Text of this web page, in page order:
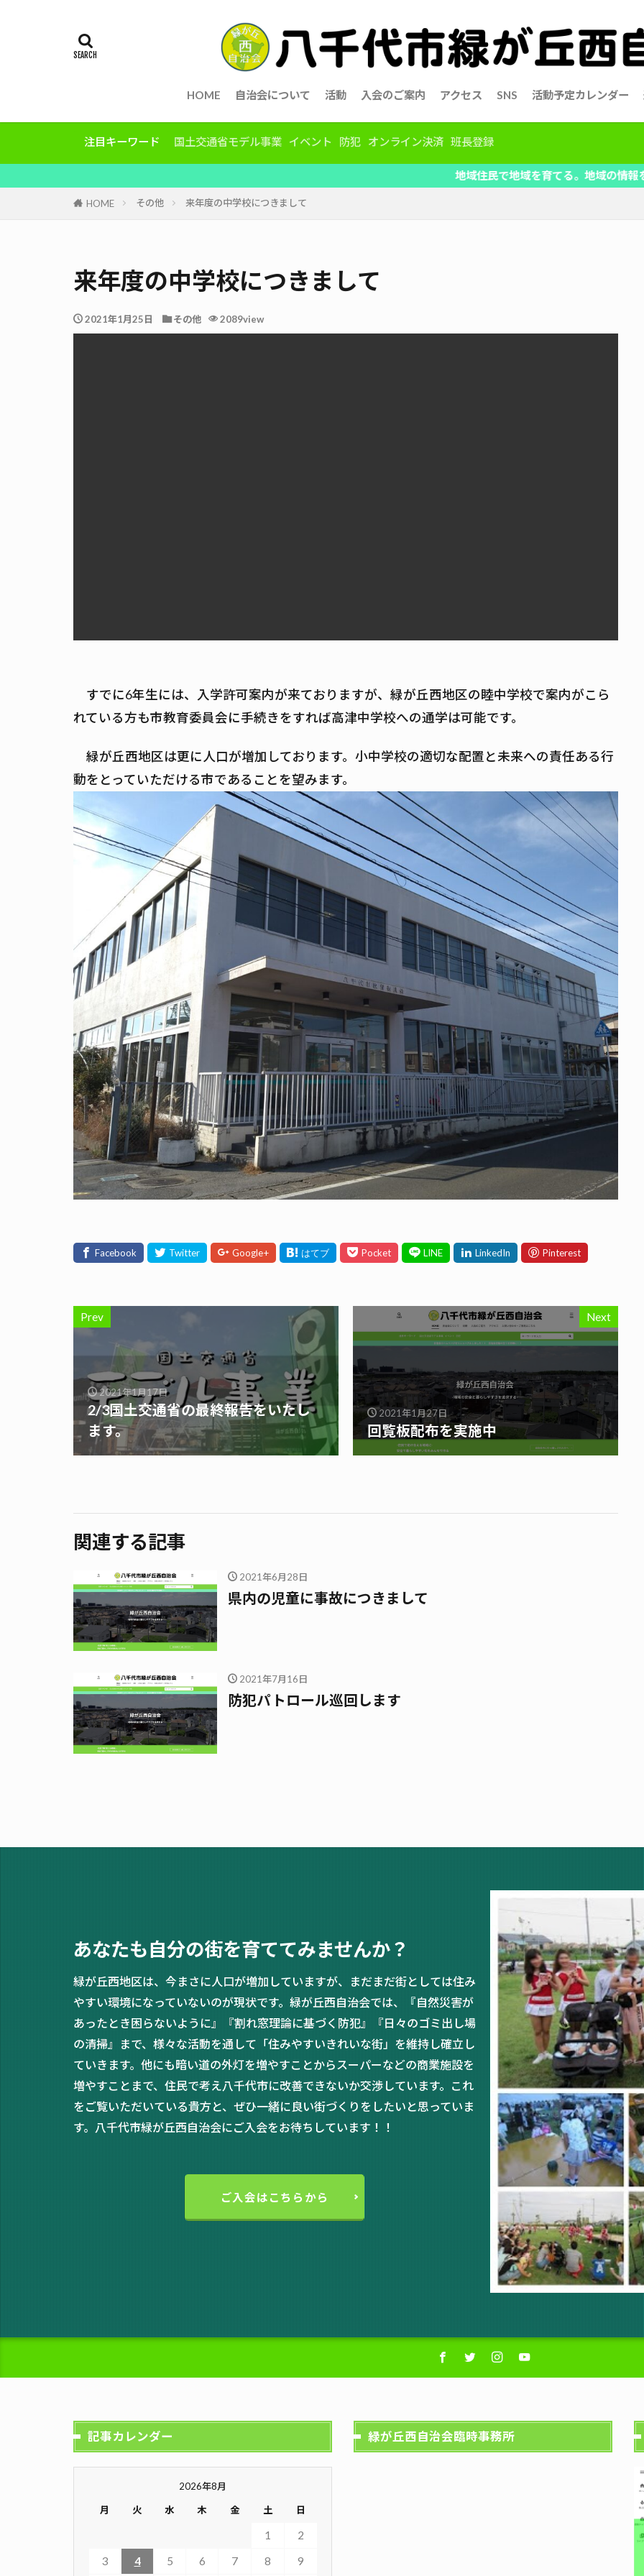
HOME 自治会について 活動 入会のご案内 アクセス SNS 活動予定カレンダー
注目キーワード 国土交通省モデル事業 イベント 防犯 オンライン決済 班長登録
地域住民で地域を育てる。地域の情報を共有、自治会
HOME その他 来年度の中学校につきまして
来年度の中学校につきまして
2021年1月25日 その他 2089view
すでに6年生には、入学許可案内が来ておりますが、緑が丘西地区の睦中学校で案内がこら
れている方も市教育委員会に手続きをすれば高津中学校への通学は可能です。
緑が丘西地区は更に人口が増加しております。小中学校の適切な配置と未来への責任ある行
動をとっていただける市であることを望みます。
Prev
2021年1月17日
2/3国土交通省の最終報告をいたし
ます。
Next
2021年1月27日
回覧板配布を実施中
関連する記事
2021年6月28日
県内の児童に事故につきまして
2021年7月16日
防犯パトロール巡回します
あなたも自分の街を育ててみませんか？
緑が丘西地区は、今まさに人口が増加していますが、まだまだ街としては住み
やすい環境になっていないのが現状です。緑が丘西自治会では、『自然災害が
あったとき困らないように』『割れ窓理論に基づく防犯』『日々のゴミ出し場
の清掃』まで、様々な活動を通して「住みやすいきれいな街」を維持し確立し
ていきます。他にも暗い道の外灯を増やすことからスーパーなどの商業施設を
増やすことまで、住民で考え八千代市に改善できないか交渉しています。これ
をご覧いただいている貴方と、ぜひ一緒に良い街づくりをしたいと思っていま
す。八千代市緑が丘西自治会にご入会をお待ちしています！！
ご入会はこちらから
記事カレンダー
2026年8月
月 火 水 木 金 土 日
1
2
3
4 5 6 7 8 9
緑が丘西自治会臨時事務所